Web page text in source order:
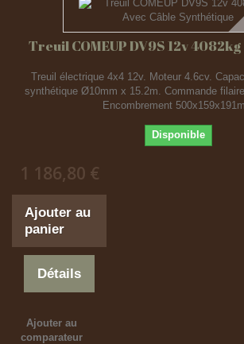
Treuil COMEUP DV9S 12v
Treuil électrique 4x4 12v. Moteur 4.6cv.
synthétique Ø10mm x 15.2m. Commande
Encombrement
Disponible
1 186,80 €
Ajouter au
panier
Détails
Ajouter au
comparateur